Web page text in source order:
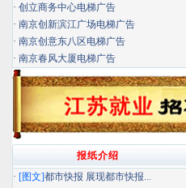
· 创立商务中心电梯广告
· 南京创新滨江广场电梯广告
· 南京创意东八区电梯广告
· 南京春风大厦电梯广告
报纸介绍
· [图文]都市快报 展现都市快报...